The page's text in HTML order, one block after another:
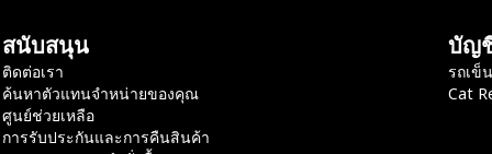
สนับสนุน
ติดต่อเรา
ค้นหาตัวแทนจำหน่ายของคุณ
ศูนย์ช่วยเหลือ
การรับประกันและการคืนสินค้า
บัญ
รถเข็
Cat